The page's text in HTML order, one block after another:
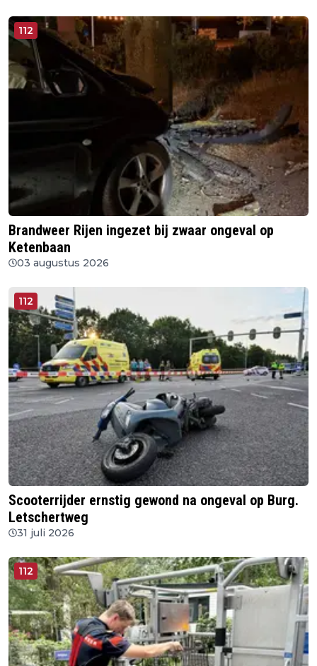
112
Brandweer Rijen ingezet bij zwaar ongeval op
Ketenbaan
03 augustus 2026
112
Scooterrijder ernstig gewond na ongeval op Burg.
Letschertweg
31 juli 2026
112